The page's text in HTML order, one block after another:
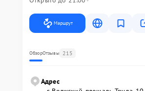
Маршрут
ОбзорОтзывы 215
Адрес